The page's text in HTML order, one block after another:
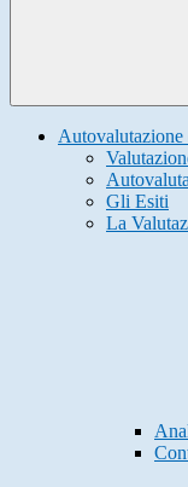
Gli Esiti
La